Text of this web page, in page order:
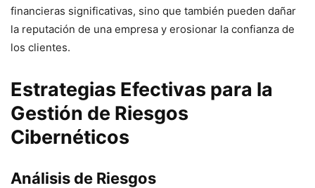
financieras significativas, sino que también pueden dañar
la reputación de una empresa y erosionar la confianza de
los clientes.
Estrategias Efectivas para la
Gestión de Riesgos
Cibernéticos
Análisis de Riesgos